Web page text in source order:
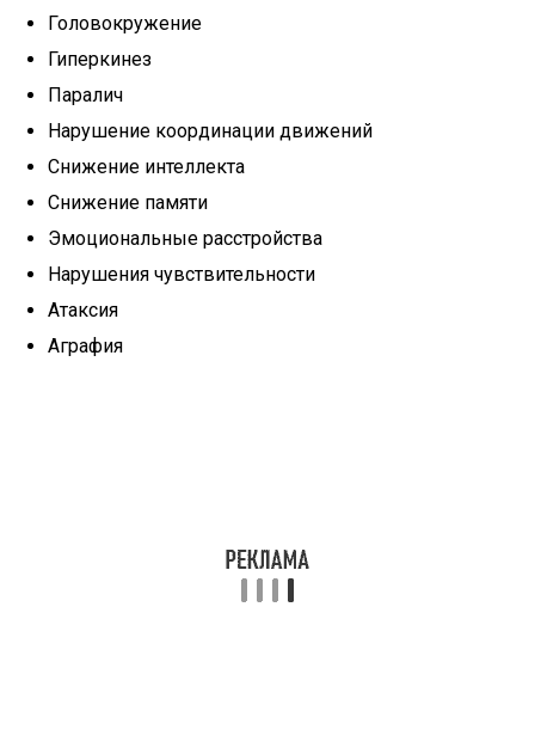
Головокружение
Гиперкинез
Паралич
Нарушение координации движений
Снижение интеллекта
Снижение памяти
Эмоциональные расстройства
Нарушения чувствительности
Атаксия
Аграфия